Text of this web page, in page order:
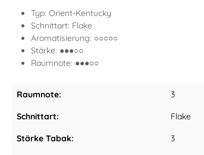
Typ: Orient-Kentucky
Schnittart: Flake
Aromatisierung: ○○○○○
Stärke: ●●●○○
Raumnote: ●●●○○
Raumnote: 3
Schnittart: Flake
Stärke Tabak: 3